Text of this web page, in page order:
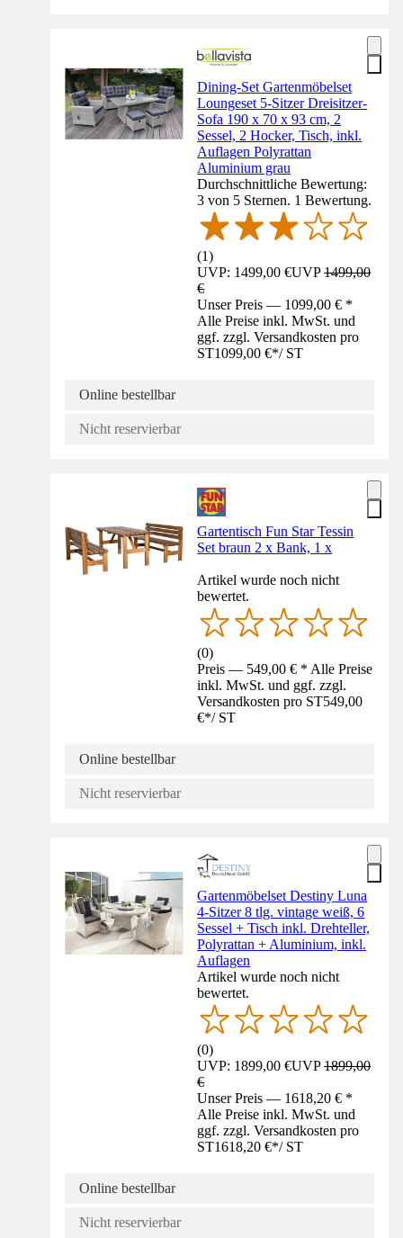
Dining-Set Gartenmöbelset
Loungeset 5-Sitzer Dreisitzer-
Sofa 190 x 70 x 93 cm, 2
Sessel, 2 Hocker, Tisch, inkl.
Auflagen Polyrattan
Aluminium grau
Durchschnittliche Bewertung:
3 von 5 Sternen. 1 Bewertung.
(1)
UVP: 1499,00 €UVP1499,00
€
Unser Preis — 1099,00 € *
Alle Preise inkl. MwSt. und
ggf. zzgl. Versandkosten pro
ST1099,00 €*/ ST
Online bestellbar
Nicht reservierbar
Gartentisch Fun Star Tessin
Set braun 2 x Bank, 1 x
Artikel wurde noch nicht
bewertet.
(0)
Preis — 549,00 € * Alle Preise
inkl. MwSt. und ggf. zzgl.
Versandkosten pro ST549,00
€*/ ST
Online bestellbar
Nicht reservierbar
Gartenmöbelset Destiny Luna
4-Sitzer 8 tlg. vintage weiß, 6
Sessel + Tisch inkl. Drehteller,
Polyrattan + Aluminium, inkl.
Auflagen
Artikel wurde noch nicht
bewertet.
(0)
UVP: 1899,00 €UVP1899,00
€
Unser Preis — 1618,20 € *
Alle Preise inkl. MwSt. und
ggf. zzgl. Versandkosten pro
ST1618,20 €*/ ST
Online bestellbar
Nicht reservierbar